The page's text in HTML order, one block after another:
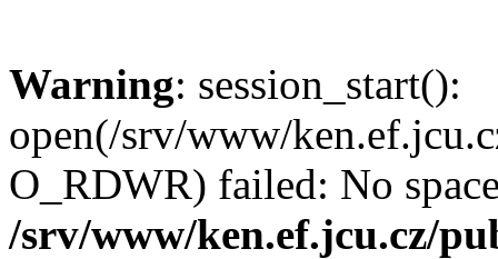
Warning: session_start():
open(/srv/www/
O_RDWR) failed: No
/srv/www/ken.ef.jcu.cz/